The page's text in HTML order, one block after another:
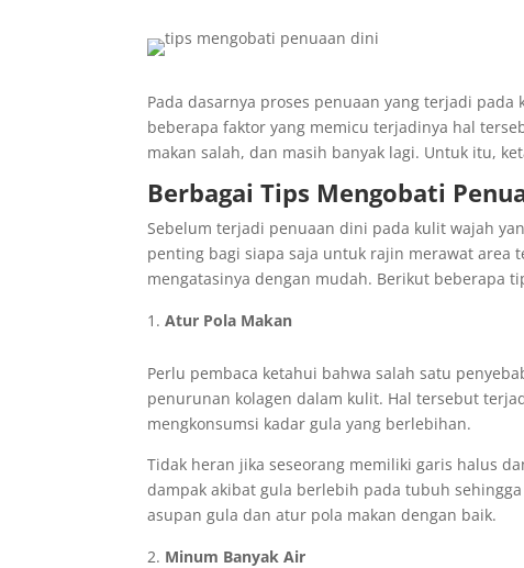
Pada dasarnya proses penuaan yang terjadi
beberapa faktor yang memicu terjadinya hal
makan salah, dan masih banyak lagi. Untuk itu,
BerbagaiTips Mengobati
Sebelum terjadi penuaan dini pada kulit wajah
penting bagi siapa saja untuk rajin merawat area
mengatasinya dengan mudah. Berikut beberapa
Atur Pola Makan
Perlu pembaca ketahui bahwa salah satu
penurunan kolagen dalam kulit. Hal tersebut
mengkonsumsi kadar gula yang berlebihan.
Tidak heran jika seseorang memiliki garis halus
dampak akibat gula berlebih pada tubuh
asupan gula dan atur pola makan dengan baik.
Minum Banyak Air